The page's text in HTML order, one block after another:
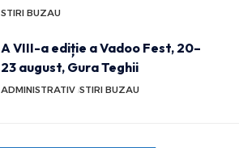
STIRI BUZAU
A VIII-a ediție a Vadoo Fest, 20–
23 august, Gura Teghii
ADMINISTRATIV STIRI BUZAU